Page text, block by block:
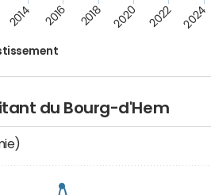
2014 2016 2018 2020 2022 2024
du Bourg-d'Hem